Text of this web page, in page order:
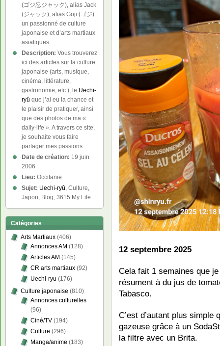
12 septembre 2025
Cela fait 1 semaines que
résument à du jus de
Tabasco.
C’est d’autant plus simple
gazeuse grâce à un
la filtre avec un Brita.
(ゴジ忍ジャック), alias Jack
(ジャック), alias Goji (ゴジ)
un passionné de culture
japonaise et d’arts martiaux
asiatiques.
Description: Vous trouverez
ici des articles sur la culture
japonaise (arts, musique,
cinéma, littérature,
gastronomie, etc.), le Uechi-
ryû que j’ai eu la chance et
le plaisir de pratiquer, ainsi
que des photos de ma «
daily-life ». A travers ce site,
je souhaite vous faire
partager mes passions.
Date de création: 19 juin
2006
Lieu: Occitanie
Sujet: Uechi-ryû, Culture,
Japon, Blog, 3615 My Life
Catégories
Arts Martiaux (406)
Annonces AM (128)
Articles AM (145)
CR arts martiaux (92)
Uechi-ryu (176)
Culture japonaise (810)
Annonces culturelles
(96)
Ciné/TV (194)
Culture (296)
Manga/anime (183)